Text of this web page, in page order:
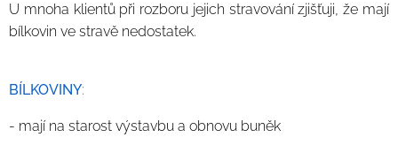
U mnoha klientů při rozboru jejich stravování zjišťuji, že mají
bílkovin ve stravě nedostatek.
BÍLKOVINY:
- mají na starost výstavbu a obnovu buněk